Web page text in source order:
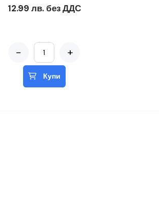
12.99 лв. без ДДС
- +
Купи